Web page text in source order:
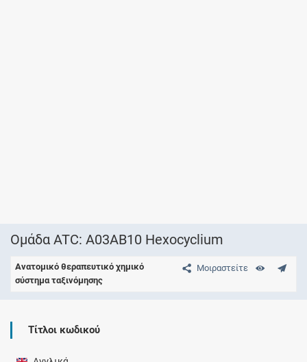
Ομάδα ATC: A03AB10 Hexocyclium
Μοιραστείτε
Ανατομικό θεραπευτικό χημικό
σύστημα ταξινόμησης
Τίτλοι κωδικού